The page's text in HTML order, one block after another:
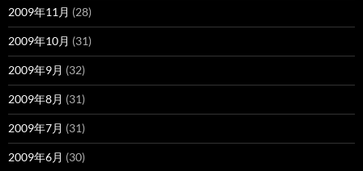
2009年11月 (28)
2009年10月 (31)
2009年9月 (32)
2009年8月 (31)
2009年7月 (31)
2009年6月 (30)